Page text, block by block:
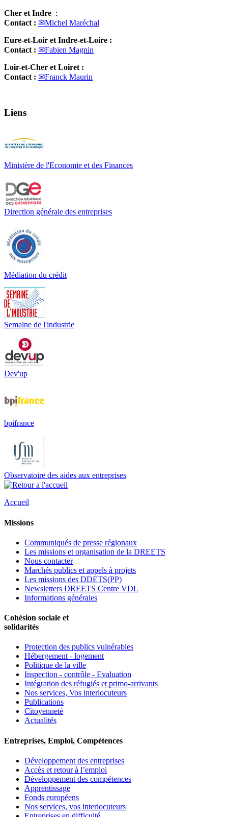
Cher et Indre :
Contact : ✉Michel Maréchal
Eure-et-Loir et Indre-et-Loire :
Contact : ✉Fabien Magnin
Loir-et-Cher et Loiret :
Contact : ✉Franck Maurin
Liens
Ministère de l'Economie et des Finances
Direction générale des entreprises
Médiation du crédit
Semaine de l'industrie
Dev'up
bpifrance
Observatoire des aides aux entreprises
Accueil
Missions
Communiqués de presse régionaux
Les missions et organisation de la DREETS
Nous contacter
Marchés publics et appels à projets
Les missions des DDETS(PP)
Newsletters DREETS Centre VDL
Informations générales
Cohésion sociale et
solidarités
Protection des publics vulnérables
Hébergement - logement
Politique de la ville
Inspection - contrôle - Evaluation
Intégration des réfugiés et primo-arrivants
Nos services, Vos interlocuteurs
Publications
Citoyenneté
Actualités
Entreprises, Emploi, Compétences
Développement des entreprises
Accès et retour à l’emploi
Développement des compétences
Apprentissage
Fonds européens
Nos services, vos interlocuteurs